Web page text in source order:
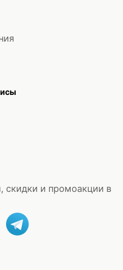
скидки и промоакции в